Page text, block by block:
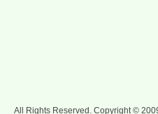
All Rights Reserved. Copyright ©